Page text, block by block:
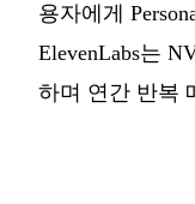
용자에게
ElevenLabs는
하며 연간 반복